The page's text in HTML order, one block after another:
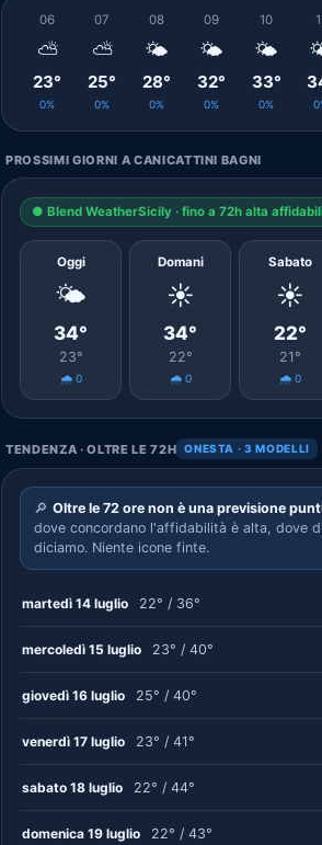
06
⛅
23°
0%
07
⛅
25°
0%
08
🌤️
28°
0%
09
🌤️
32°
0%
10
🌤️
33°
0%
PROSSIMI GIORNI A CANICATTINI BAGNI
● Blend WeatherSicily · fino a 72h alta
Oggi
🌤️
34°
23°
🌧️ 0
Domani
☀️
34°
22°
🌧️ 0
Sabato
☀️
22°
21°
🌧️ 0
TENDENZA · OLTRE LE 72H ONESTA · 3 MODELLI
🔎 Oltre le 72 ore non è una previsione
dove concordano l'affidabilità è alta, dove
diciamo. Niente icone finte.
martedì 14 luglio 22° / 36°
mercoledì 15 luglio 23° / 40°
giovedì 16 luglio 25° / 40°
venerdì 17 luglio 23° / 41°
sabato 18 luglio 22° / 44°
domenica 19 luglio 22° / 43°